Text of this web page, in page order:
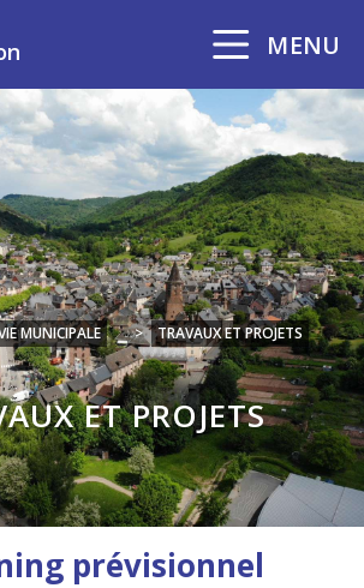
MENU
MUNICIPALE > TRAVAUX ET PROJETS
ET PROJETS
prévisionnel